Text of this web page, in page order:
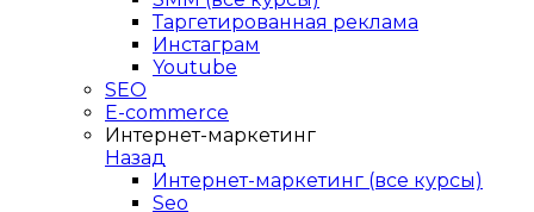
Таргетированная реклама
Инстаграм
Youtube
SEO
E-сommerce
Интернет-маркетинг
Назад
Интернет-маркетинг (все курсы)
Seo